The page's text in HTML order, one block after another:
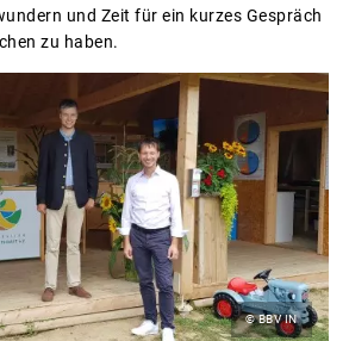
und Zeit für ein kurzes Gespräch
zu haben.
© BBV IN